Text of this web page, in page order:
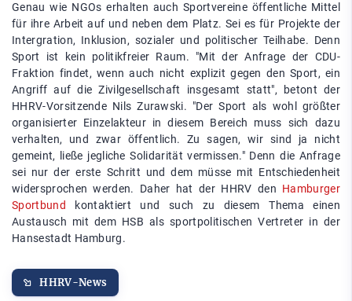
Genau wie NGOs erhalten auch Sportvereine öffentliche Mittel
für ihre Arbeit auf und neben dem Platz. Sei es für Projekte der
Intergration, Inklusion, sozialer und politischer Teilhabe. Denn
Sport ist kein politikfreier Raum. "Mit der Anfrage der CDU-
Fraktion findet, wenn auch nicht explizit gegen den Sport, ein
Angriff auf die Zivilgesellschaft insgesamt statt", betont der
HHRV-Vorsitzende Nils Zurawski. "Der Sport als wohl größter
organisierter Einzelakteur in diesem Bereich muss sich dazu
verhalten, und zwar öffentlich. Zu sagen, wir sind ja nicht
gemeint, ließe jegliche Solidarität vermissen." Denn die Anfrage
sei nur der erste Schritt und dem müsse mit Entschiedenheit
widersprochen werden. Daher hat der HHRV den Hamburger
Sportbund
kontaktiert und such zu diesem Thema einen
Austausch mit dem HSB als sportpolitischen Vertreter in der
Hansestadt Hamburg.
HHRV-News